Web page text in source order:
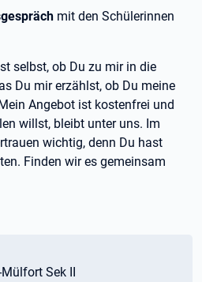
mit den Schülerinnen
selbst, ob Du zu mir in die
Du mir erzählst, ob Du meine
Angebot ist kostenfrei und
willst, bleibt unter uns. Im
wichtig, denn Du hast
Finden wir es gemeinsam
Sek II